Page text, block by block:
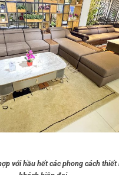
với hầu hết các phong cách thiết